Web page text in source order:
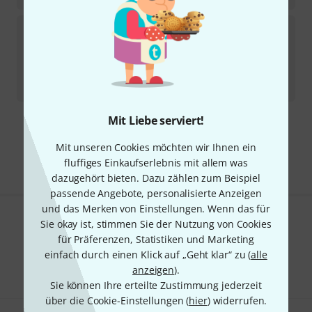
Mit Liebe serviert!
Mit unseren Cookies möchten wir Ihnen ein
fluffiges Einkaufserlebnis mit allem was
dazugehört bieten. Dazu zählen zum Beispiel
passende Angebote, personalisierte Anzeigen
und das Merken von Einstellungen. Wenn das für
Sie okay ist, stimmen Sie der Nutzung von Cookies
für Präferenzen, Statistiken und Marketing
einfach durch einen Klick auf „Geht klar“ zu (alle
anzeigen).
Sie können Ihre erteilte Zustimmung jederzeit
über die Cookie-Einstellungen (hier) widerrufen.
G-MIX 20"x25"
13
Sofort lieferbar
UVP:249 €
Alle Preise inkl. MwSt.
Gefällt Ihnen, was Sie sehen?
Teilen Hilfe & Feedback